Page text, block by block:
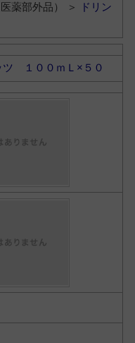
薬部外品） ＞
ドリン
ツ １００ｍＬ×５０